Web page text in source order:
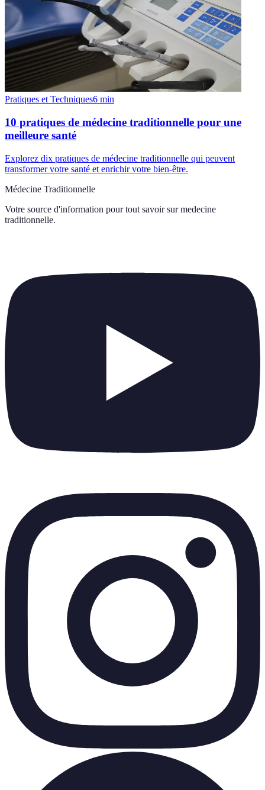
Pratiques et Techniques6 min
10 pratiques de médecine traditionnelle pour une
meilleure santé
Explorez dix pratiques de médecine traditionnelle qui peuvent
transformer votre santé et enrichir votre bien-être.
Médecine Traditionnelle
Votre source d'information pour tout savoir sur medecine
traditionnelle.